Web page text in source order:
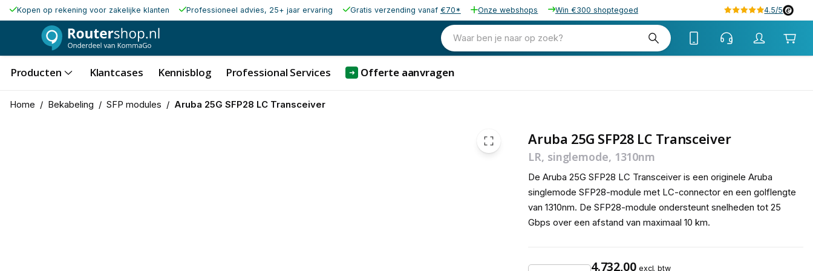
Kopen op rekening voor zakelijke klanten Professioneel advies, 25+ jaar ervaring Gratis verzending vanaf €70* Onze webshops Win €300 shoptegoed 4.5/5
Waar ben je naar op zoek?
Producten Klantcases Kennisblog Professional Services ➜ Offerte aanvragen
Home / Bekabeling / SFP modules / Aruba 25G SFP28 LC Transceiver
Aruba 25G SFP28 LC Transceiver
LR, singlemode, 1310nm
De Aruba 25G SFP28 LC Transceiver is een originele Aruba
singlemode SFP28-module met LC-connector en een golflengte
van 1310nm. De SFP28-module ondersteunt snelheden tot 25
Gbps over een afstand van maximaal 10 km.
4.732,00 excl. btw
4.732,00 excl. btw
5.725,72 incl. btw